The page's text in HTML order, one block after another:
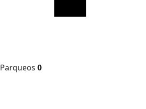
Parqueos 0